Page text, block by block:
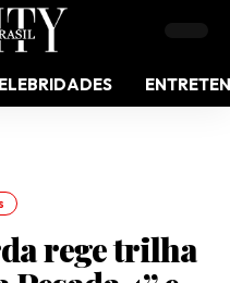
rege trilha